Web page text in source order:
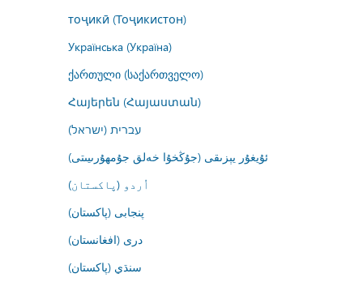
тоҷикӣ (Тоҷикистон)
Українська (Україна)
ქართული (საქართველო)
Հայերեն (Հայաստան)
עברית (ישראל)
ئۇيغۇر يېزىقى (جۇڭخۇا خەلق جۇمھۇرىيىتى)
اُردو (پاکستان)
پنجابی (پاکستان)
درى (افغانستان)
سنڌي (پاکستان)